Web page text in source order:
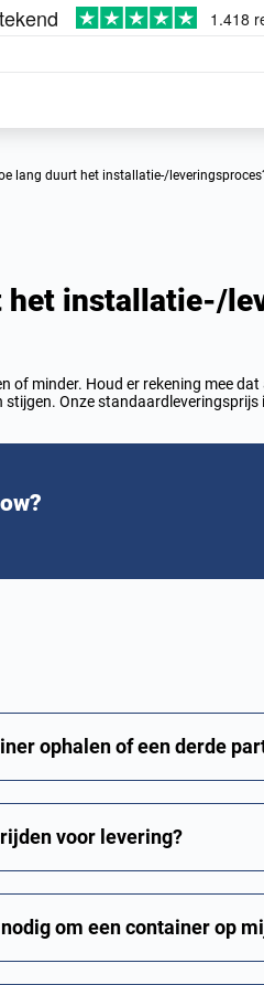
lang duurt het installatie-/
het installatie-/
of minder. Houd er rekening mee
stijgen. Onze
ophalen of een derde
voor levering?
om een container op